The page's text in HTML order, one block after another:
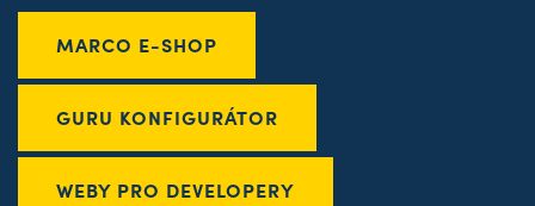
MARCO E-SHOP
GURU KONFIGURÁTOR
WEBY PRO DEVELOPERY